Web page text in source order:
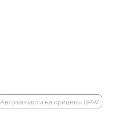
Автозапчасти на прицепы BPW